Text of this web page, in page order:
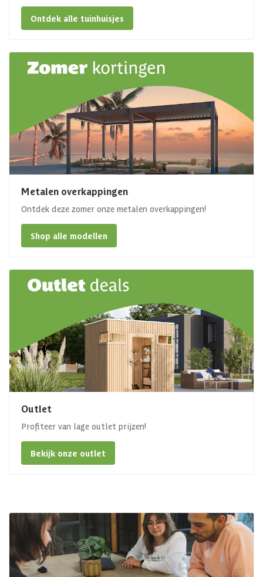
Ontdek alle tuinhuisjes
Metalen overkappingen
Ontdek deze zomer onze metalen overkappingen!
Shop alle modellen
Outlet
Profiteer van lage outlet prijzen!
Bekijk onze outlet